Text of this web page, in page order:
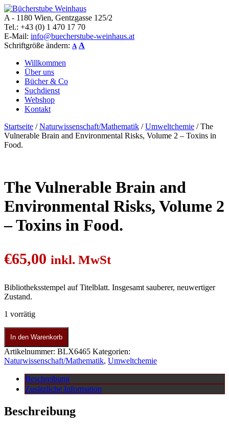
Bücherstube Weinhaus
Verkauf von seltenen antiquarischen und alten, teilweise noch
verlagsneuen Bücher.
A - 1180 Wien, Gentzgasse 125/2
Tel.: +43 (0) 1 470 17 70
E-Mail: info@buecherstube-weinhaus.at
Schriftgröße ändern: A A
Willkommen
Über uns
Bücher & Co
Suchdienst
Webshop
Kontakt
Startseite /Naturwissenschaft/Mathematik /Umweltchemie / The
Vulnerable Brain and Environmental Risks, Volume 2 – Toxins in
Food.
The Vulnerable Brain and
Environmental Risks, Volume 2
– Toxins in Food.
€65,00 inkl. MwSt
Bibliotheksstempel auf Titelblatt. Insgesamt sauberer, neuwertiger
Zustand.
1 vorrätig
In den Warenkorb
Artikelnummer: BLX6465 Kategorien:
Naturwissenschaft/Mathematik, Umweltchemie
Beschreibung
Zusätzliche Information
Beschreibung